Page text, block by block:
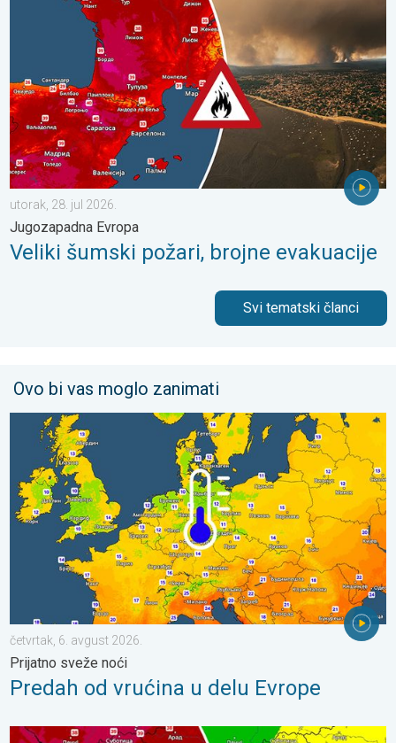
utorak, 28. jul 2026.
Jugozapadna Evropa
Veliki šumski požari, brojne evakuacije
Svi tematski članci
Ovo bi vas moglo zanimati
Predah od vrućina u delu Evrope. Prijatno sveže noći. . .
četvrtak, 6. avgust 2026.
Prijatno sveže noći
Predah od vrućina u delu Evrope
Vrhunac vrućina u sredu i četvrtak. Lokalni pljuskovi u petak. .